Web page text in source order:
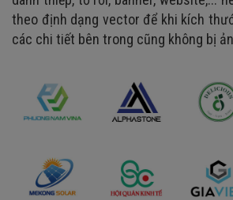
theo định dạng vector để khi kích
các chi tiết bên trong cũng không bị